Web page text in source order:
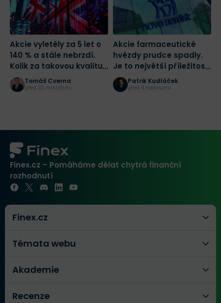
Akcie vyletěly za 5 let o
140 % a stále nebrzdí.
Kolik za takovou kvalitu
zaplatit?
Tomáš Cverna
před 33 minutami
Akcie farmaceutické
hvězdy prudce spadly.
Je to největší příležitost
tohoto desetiletí?
Patrik Kudláček
před 4 hodinami
Finex.cz – Pomáháme dělat chytrá finanční
rozhodnutí
Finex.cz
Témata webu
Akademie
Recenze